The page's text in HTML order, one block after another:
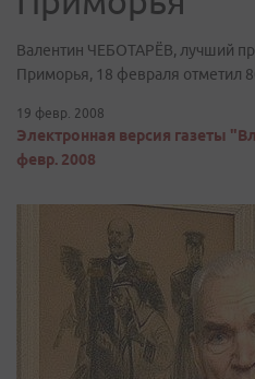
Валентин ЧЕБОТАРЁВ, лучший
Приморья, 18 февраля отметил
19 февр. 2008
Электронная версия газеты
февр. 2008